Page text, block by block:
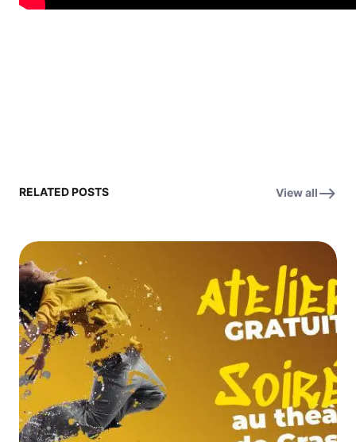
RELATED POSTS View all